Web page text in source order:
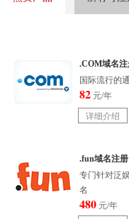
.COM域名
国际流行的
82 元/年
.fun域名注册
专门针对泛
名
480 元/年